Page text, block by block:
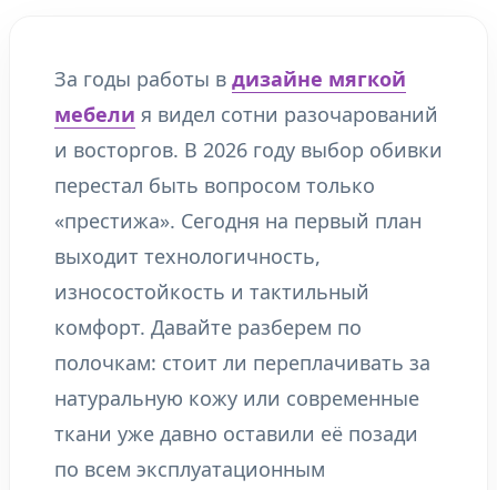
За годы работы в дизайне мягкой
мебели я видел сотни разочарований
и восторгов. В 2026 году выбор обивки
перестал быть вопросом только
«престижа». Сегодня на первый план
выходит технологичность,
износостойкость и тактильный
комфорт. Давайте разберем по
полочкам: стоит ли переплачивать за
натуральную кожу или современные
ткани уже давно оставили её позади
по всем эксплуатационным